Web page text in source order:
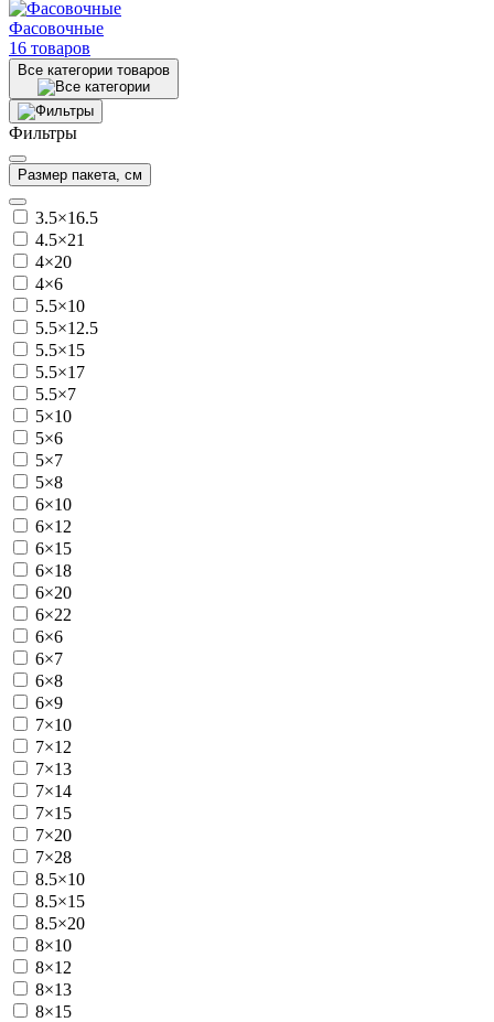
Фасовочные
16 товаров
Все категории товаров
Фильтры
Размер пакета, см
3.5×16.5
4.5×21
4×20
4×6
5.5×10
5.5×12.5
5.5×15
5.5×17
5.5×7
5×10
5×6
5×7
5×8
6×10
6×12
6×15
6×18
6×20
6×22
6×6
6×7
6×8
6×9
7×10
7×12
7×13
7×14
7×15
7×20
7×28
8.5×10
8.5×15
8.5×20
8×10
8×12
8×13
8×15